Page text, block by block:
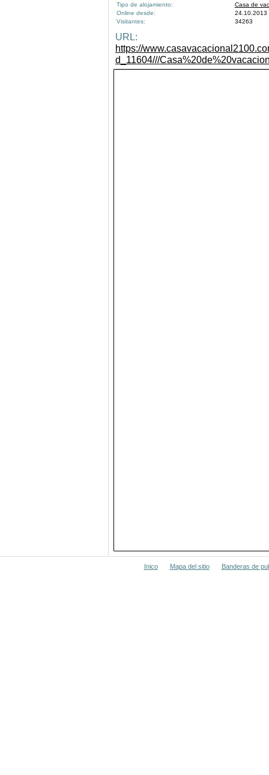
Tipo de alojamiento:
Casa de
Online desde:
24.10.2013
Visitantes:
34263
URL:
https://
d_11604///
Inico Mapa del sitio Banderas de